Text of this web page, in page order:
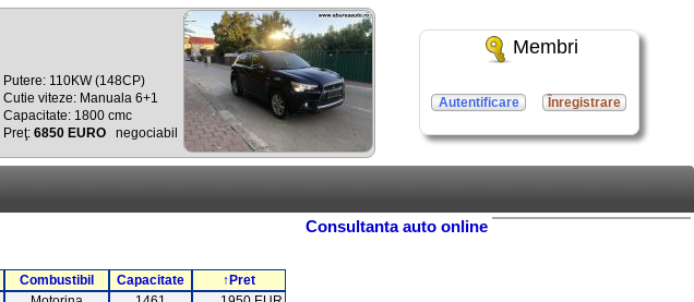
Putere: 110KW (148CP)
Cutie viteze: Manuala 6+1
Capacitate: 1800 cmc
Preţ: 6850 EURO negociabil
Membri
Autentificare Înregistrare
Consultanta auto online
Combustibil Capacitate
↑Pret